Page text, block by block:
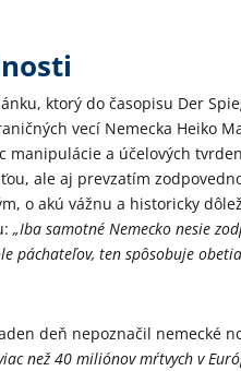
ktorý do časopisu Der
vecí Nemecka Heiko
manipulácie a účelových
ale aj prevzatím
o akú vážnu a historicky
„Iba samotné Nemecko nesie
páchateľov, ten spôsobuje
deň nepoznačil nemecké
než 40 miliónov mŕtvych v